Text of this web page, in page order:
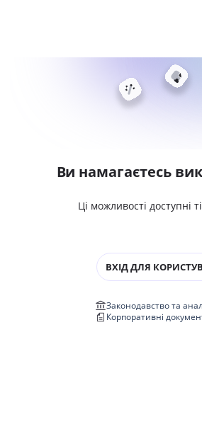
Ви намагаєтесь
Ці можливості доступні
ВХІД ДЛЯ
Законодавство та
Корпоративні